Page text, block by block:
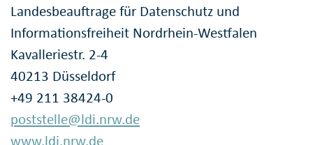
Landesbeauftrage für Datenschutz und
Informationsfreiheit Nordrhein-Westfalen
Kavalleriestr. 2-4
40213 Düsseldorf
+49 211 38424-0
poststelle@ldi.nrw.de
www.ldi.nrw.de